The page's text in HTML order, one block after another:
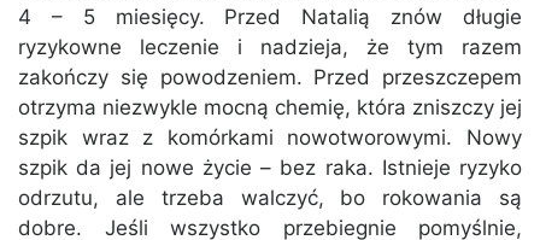
4 – 5 miesięcy. Przed Natalią znów długie
ryzykowne leczenie i nadzieja, że tym razem
zakończy się powodzeniem. Przed przeszczepem
otrzyma niezwykle mocną chemię, która zniszczy jej
szpik wraz z komórkami nowotworowymi. Nowy
szpik da jej nowe życie – bez raka. Istnieje ryzyko
odrzutu, ale trzeba walczyć, bo rokowania są
dobre. Jeśli wszystko przebiegnie pomyślnie,